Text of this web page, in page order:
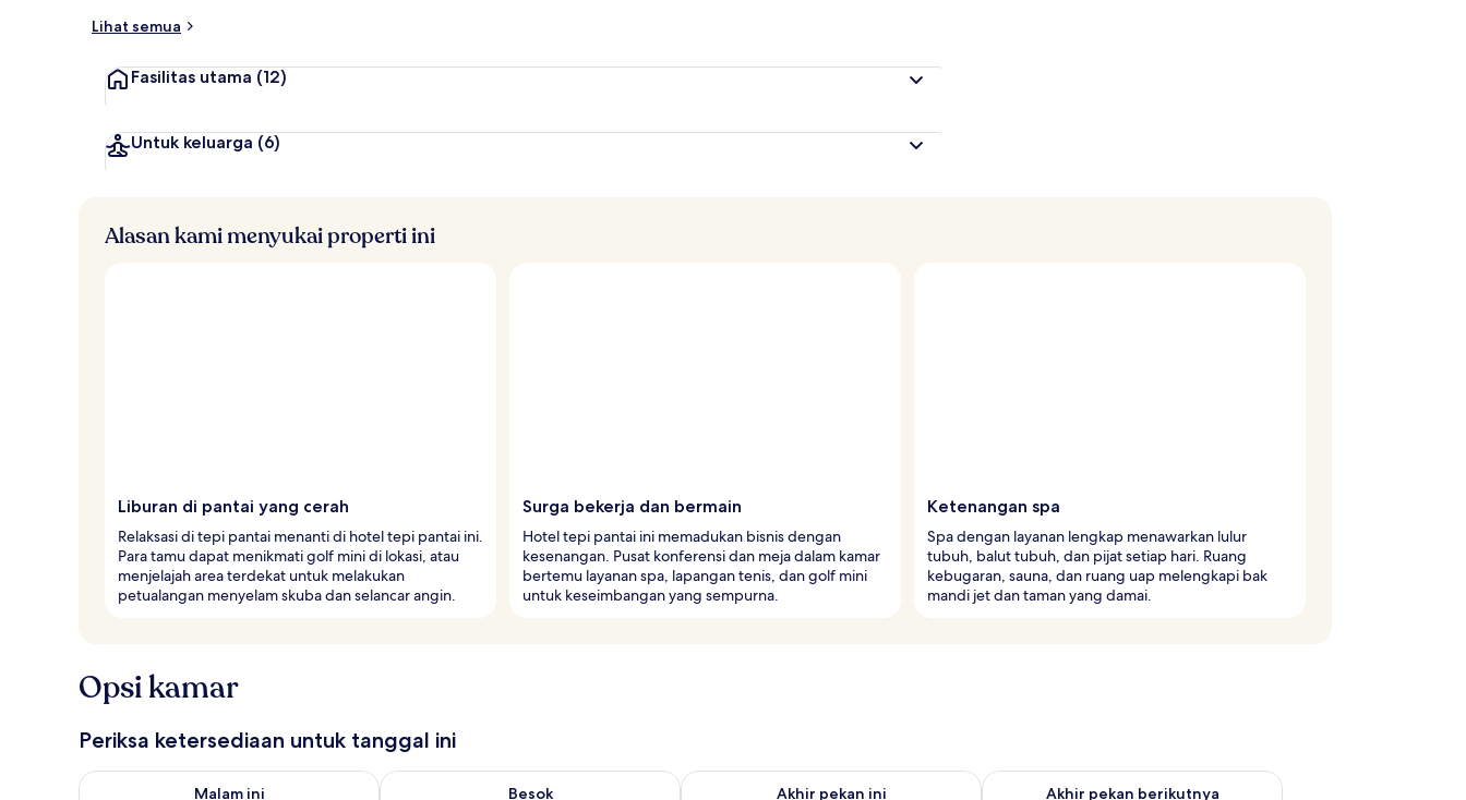
Lihat semua
Fasilitas utama (12)
Untuk keluarga (6)
Alasan kami menyukai properti ini
Liburan di pantai yang cerah
Relaksasi di tepi pantai menanti di hotel tepi pantai ini.
Para tamu dapat menikmati golf mini di lokasi, atau
menjelajah area terdekat untuk melakukan
petualangan menyelam skuba dan selancar angin.
Surga bekerja dan bermain
Hotel tepi pantai ini memadukan bisnis dengan
kesenangan. Pusat konferensi dan meja dalam kamar
bertemu layanan spa, lapangan tenis, dan golf mini
untuk keseimbangan yang sempurna.
Ketenangan spa
Spa dengan layanan lengkap menawarkan lulur
tubuh, balut tubuh, dan pijat setiap hari. Ruang
kebugaran, sauna, dan ruang uap melengkapi bak
mandi jet dan taman yang damai.
Opsi kamar
Periksa ketersediaan untuk tanggal ini
Malam ini
Periksa ketersediaan untuk malam ini Agu 7 - Agu 8
Besok
Periksa ketersediaan untuk besok Agu 8 - Agu 9
Akhir pekan ini
Periksa ketersediaan untuk akhir pekan ini Agu 7 - Agu 9
Akhir pekan berikutnya
Periksa ketersediaan untuk akhir pekan berikutnya Agu 14 -